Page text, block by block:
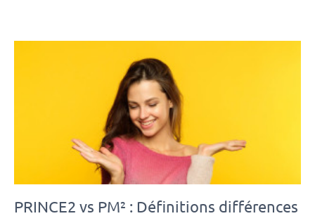
PRINCE2 vs PM² : Définitions différences